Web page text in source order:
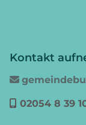
Kontakt

 02054 8 39